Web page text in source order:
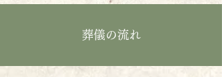
葬儀の流れ